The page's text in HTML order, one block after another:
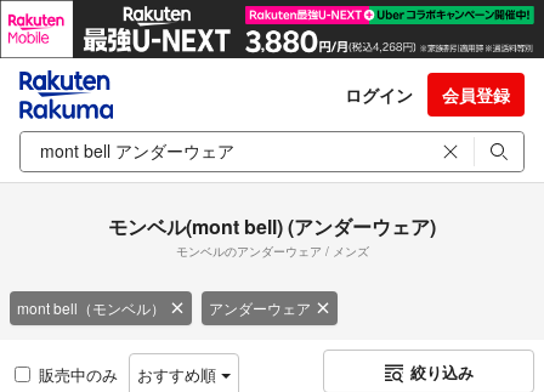
ログイン 会員登録
モンベル(mont bell) (アンダーウェア)
モンベルのアンダーウェア / メンズ
mont bell（モンベル） アンダーウェア
販売中のみ おすすめ順 絞り込み